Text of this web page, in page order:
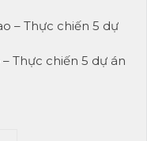
– Thực chiến 5 dự
Thực chiến 5 dự án